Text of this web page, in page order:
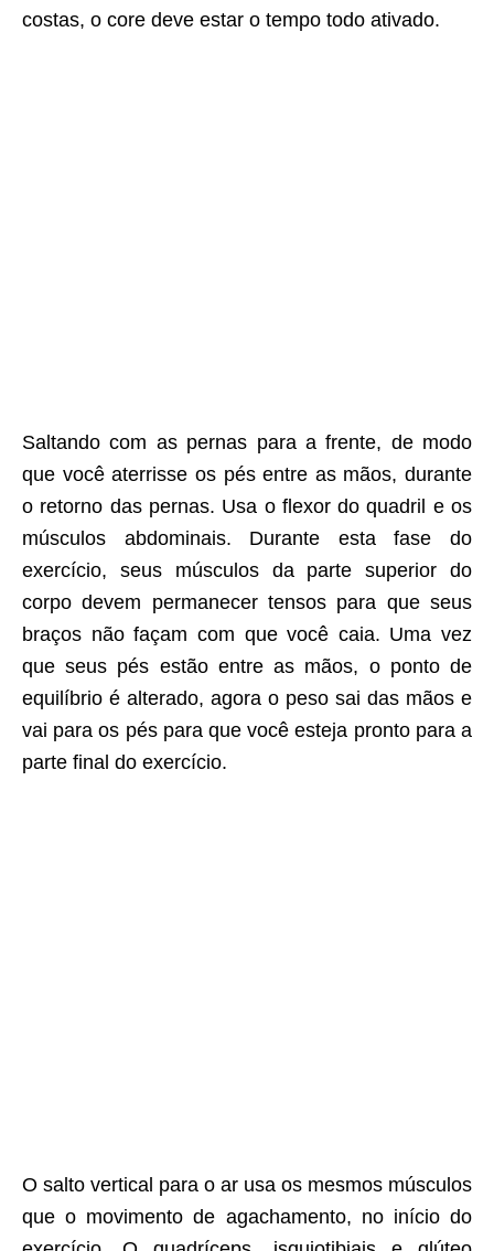
costas, o core deve estar o tempo todo ativado.
Saltando com as pernas para a frente, de modo
que você aterrisse os pés entre as mãos, durante
o retorno das pernas. Usa o flexor do quadril e os
músculos abdominais. Durante esta fase do
exercício, seus músculos da parte superior do
corpo devem permanecer tensos para que seus
braços não façam com que você caia. Uma vez
que seus pés estão entre as mãos, o ponto de
equilíbrio é alterado, agora o peso sai das mãos e
vai para os pés para que você esteja pronto para a
parte final do exercício.
O salto vertical para o ar usa os mesmos músculos
que o movimento de agachamento, no início do